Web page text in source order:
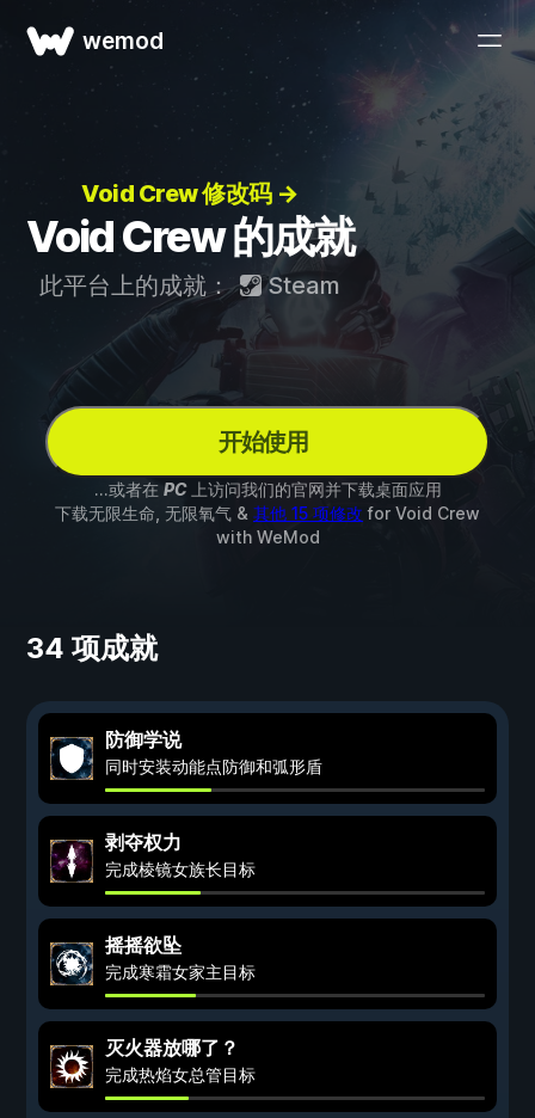
wemod
Void Crew 修改码 →
Void Crew 的成就
此平台上的成就： Steam
开始使用
...或者在 PC上访问我们的官网并下载桌面应用
下载无限生命, 无限氧气 & 其他 15 项修改 for Void Crew
with WeMod
34 项成就
防御学说
同时安装动能点防御和弧形盾
剥夺权力
完成棱镜女族长目标
摇摇欲坠
完成寒霜女家主目标
灭火器放哪了？
完成热焰女总管目标